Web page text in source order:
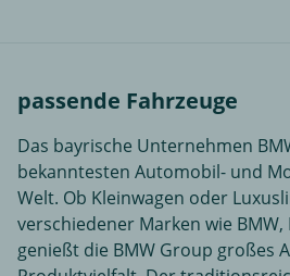
passende Fahrzeuge
Das bayrische Unternehmen
bekanntesten Automobil- und
Welt. Ob Kleinwagen oder
verschiedener Marken wie BMW,
genießt die BMW Group großes